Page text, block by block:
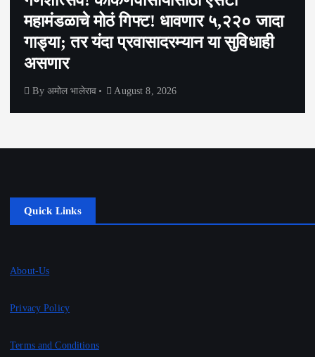
महामंडळाचे मोठं गिफ्ट! धावणार ५,२२० जादा
गाड्या; तर यंदा प्रवासादरम्यान या सुविधाही
असणार
By अमोल भालेराव August 8, 2026
Quick Links
About-Us
Privacy Policy
Terms and Conditions